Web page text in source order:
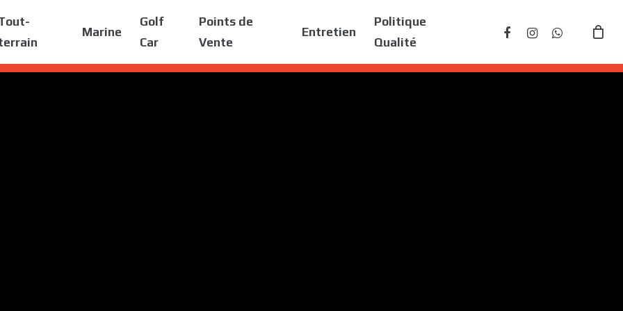
Marine
Golf
Car
Points de
Vente
Entretien
Politique
Qualité
facebookinstagramwhatsapp